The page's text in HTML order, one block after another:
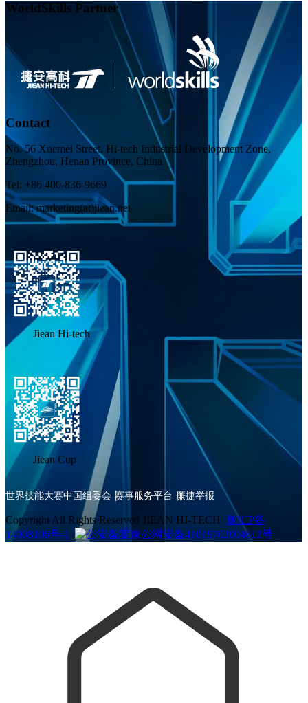
WorldSkills Partner
Contact
No. 56 Xuemei Street, Hi-tech Industrial Development Zone,
Zhengzhou, Henan Province, China
Tel: +86 400-836-9669
Email: marketing(at)jiean.net
Jiean Hi-tech
Jiean Cup
世界技能大赛中国组委会 赛事服务平台 廉捷举报
Copyright All Rights Reserved JIEAN HI-TECH 豫ICP备
14008106号-1
豫公网安备41019702004612号